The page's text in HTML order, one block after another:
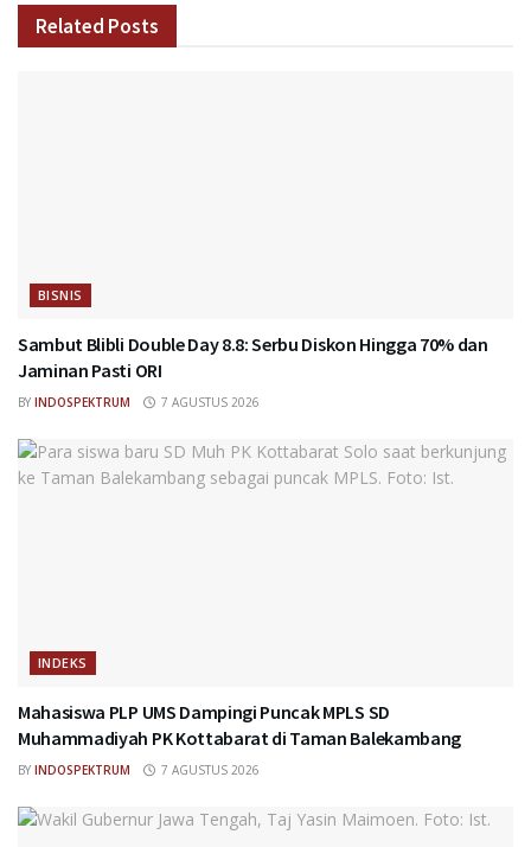
Related Posts
BISNIS
Sambut Blibli Double Day 8.8: Serbu Diskon Hingga 70% dan
Jaminan Pasti ORI
BY INDOSPEKTRUM 7 AGUSTUS 2026
INDEKS
Mahasiswa PLP UMS Dampingi Puncak MPLS SD
Muhammadiyah PK Kottabarat di Taman Balekambang
BY INDOSPEKTRUM 7 AGUSTUS 2026